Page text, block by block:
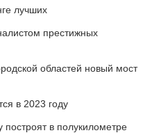
лучших
престижных
областей новый мост
в 2023 году
в полукилометре